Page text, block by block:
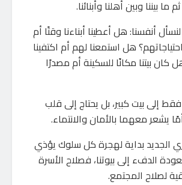
ما بيننا وبين أهلنا وأبنائنا.
أنفسنا: هل أعطينا أبناءنا وقتًا أم
هل استمعنا لهم أم اكتفينا
كان بيتنا مكانًا للسكينة أم مصدرًا
إلى بيت كبير، بل يحتاج إلى قلب
يشعر معهما بالأمان والانتماء.
الجديد بداية لهجرة كل سلوك يؤذي
الدفء إلى بيوتنا، فصلاح الأسرة
لصلاح المجتمع.